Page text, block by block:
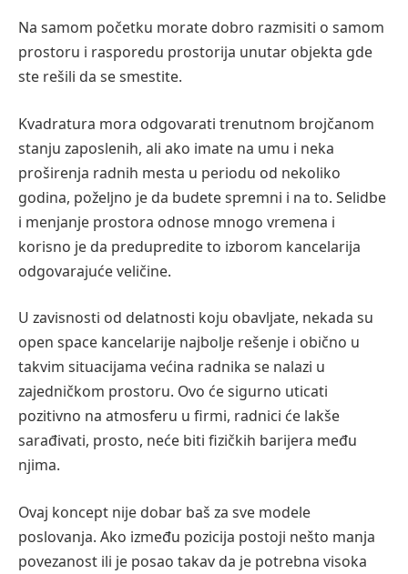
Na samom početku morate dobro razmisiti o samom
prostoru i rasporedu prostorija unutar objekta gde
ste rešili da se smestite.
Kvadratura mora odgovarati trenutnom brojčanom
stanju zaposlenih, ali ako imate na umu i neka
proširenja radnih mesta u periodu od nekoliko
godina, poželjno je da budete spremni i na to. Selidbe
i menjanje prostora odnose mnogo vremena i
korisno je da predupredite to izborom kancelarija
odgovarajuće veličine.
U zavisnosti od delatnosti koju obavljate, nekada su
open space kancelarije najbolje rešenje i obično u
takvim situacijama većina radnika se nalazi u
zajedničkom prostoru. Ovo će sigurno uticati
pozitivno na atmosferu u firmi, radnici će lakše
sarađivati, prosto, neće biti fizičkih barijera među
njima.
Ovaj koncept nije dobar baš za sve modele
poslovanja. Ako između pozicija postoji nešto manja
povezanost ili je posao takav da je potrebna visoka